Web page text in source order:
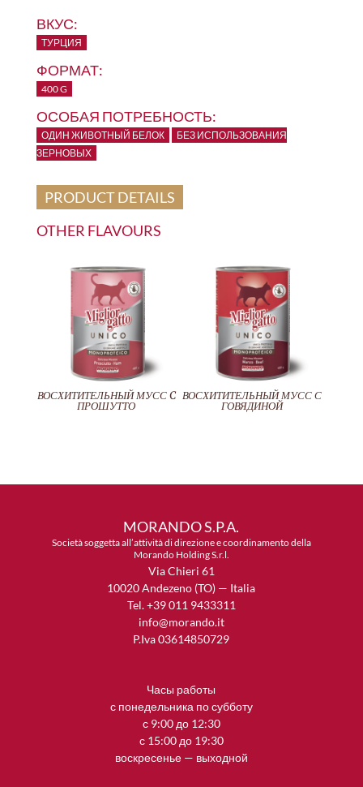
ВКУС:
ТУРЦИЯ
ФОРМАТ:
400 G
ОСОБАЯ ПОТРЕБНОСТЬ:
ОДИН ЖИВОТНЫЙ БЕЛОК
БЕЗ ИСПОЛЬЗОВАНИЯ
ЗЕРНОВЫХ
PRODUCT DETAILS
OTHER FLAVOURS
ВОСХИТИТЕЛЬНЫЙ МУСС C
ПРОШУТТО
ВОСХИТИТЕЛЬНЫЙ МУСС С
ГОВЯДИНОЙ
MORANDO S.P.A.
Società soggetta all’attività di direzione e coordinamento della
Morando Holding S.r.l.
Via Chieri 61
10020 Andezeno (TO) — Italia
Tel. +39 011 9433311
info@morando.it
P.Iva 03614850729
Часы работы
с понедельника по субботу
с 9:00 до 12:30
с 15:00 до 19:30
воскресенье — выходной